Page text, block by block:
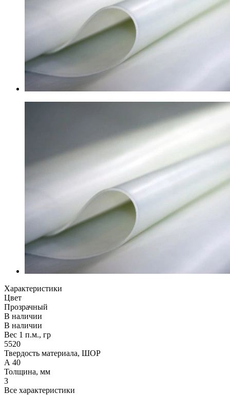
Характеристики
Цвет
Прозрачный
В наличии
В наличии
Вес 1 п.м., гр
5520
Твердость материала, ШОР
А 40
Толщина, мм
3
Все характеристики